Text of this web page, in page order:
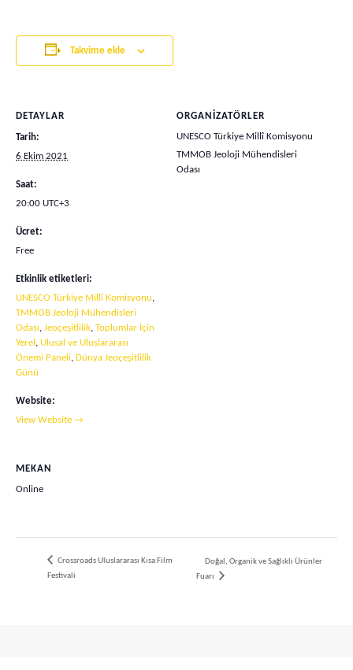
Takvime ekle
DETAYLAR
Tarih:
6 Ekim 2021
Saat:
20:00 UTC+3
Ücret:
Free
Etkinlik etiketleri:
UNESCO Türkiye Millî Komisyonu,
TMMOB Jeoloji Mühendisleri
Odası, Jeoçeşitlilik, Toplumlar İçin
Yerel , Ulusal ve Uluslararası
Önemi Paneli, Dünya Jeoçeşitlilik
Günü
Website:
View Website →
ORGANIZATÖRLER
UNESCO Türkiye Millî Komisyonu
TMMOB Jeoloji Mühendisleri
Odası
MEKAN
Online
Crossroads Uluslararası Kısa Film
Festivali
Doğal, Organik ve Sağlıklı Ürünler
Fuarı